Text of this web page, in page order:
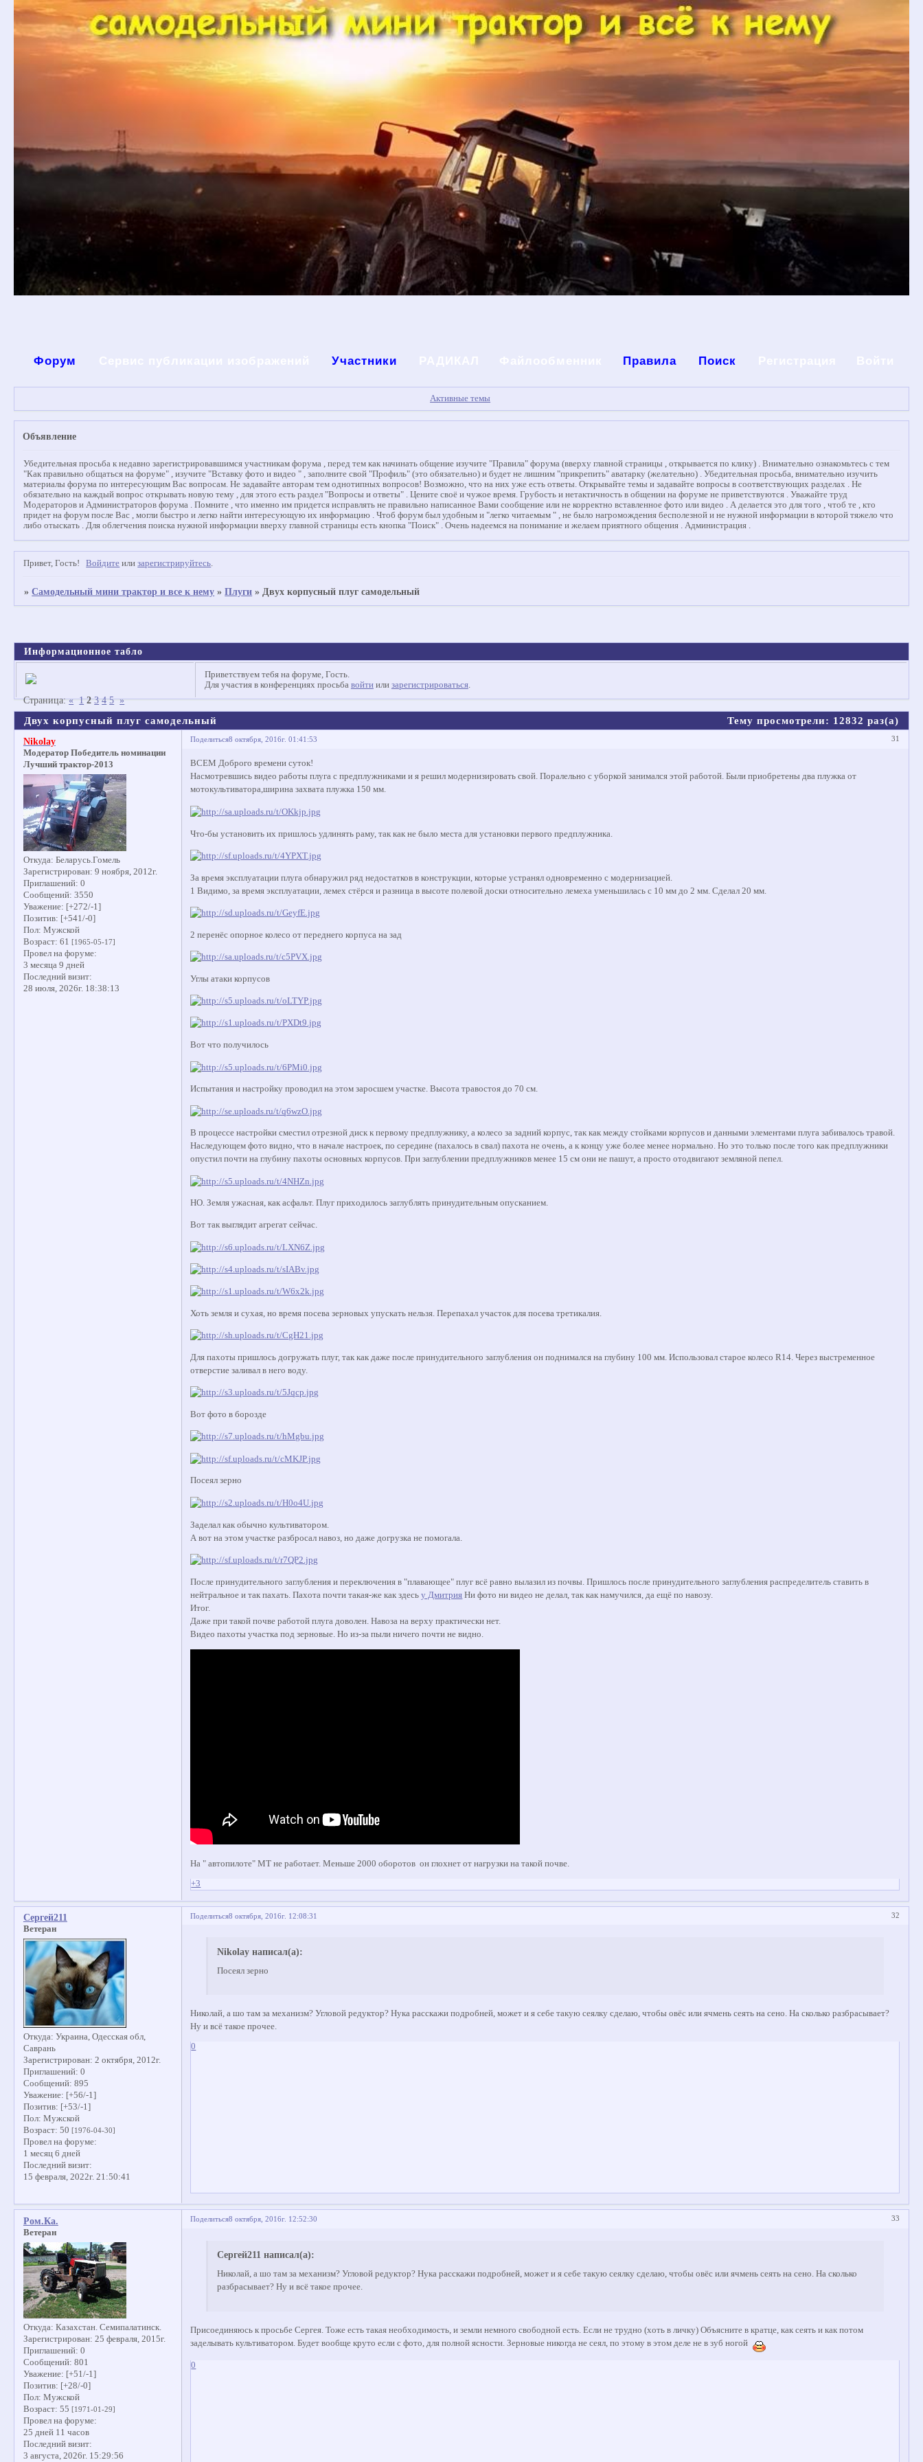
Форум Участники Правила Поиск
Активные темы
Объявление
Убедительная просьба к недавно зарегистрировавшимся участникам форума , перед тем как начинать общение изучите "Правила" форума (вверху главной страницы , открывается по клику) . Внимательно ознакомьтесь с тем
"Как правильно общаться на форуме" , изучите "Вставку фото и видео " , заполните свой "Профиль" (это обязательно) и будет не лишним "прикрепить" аватарку (желательно) . Убедительная просьба, внимательно изучить
материалы форума по интересующим Вас вопросам. Не задавайте авторам тем однотипных вопросов! Возможно, что на них уже есть ответы. Открывайте темы и задавайте вопросы в соответствующих разделах . Не
обязательно на каждый вопрос открывать новую тему , для этого есть раздел "Вопросы и ответы" . Цените своё и чужое время. Грубость и нетактичность в общении на форуме не приветствуются . Уважайте труд
Модераторов и Администраторов форума . Помните , что именно им придется исправлять не правильно написанное Вами сообщение или не корректно вставленное фото или видео . А делается это для того , чтоб те , кто
придет на форум после Вас , могли быстро и легко найти интересующую их информацию . Чтоб форум был удобным и "легко читаемым " , не было нагромождения бесполезной и не нужной информации в которой тяжело что
либо отыскать . Для облегчения поиска нужной информации вверху главной страницы есть кнопка "Поиск" . Очень надеемся на понимание и желаем приятного общения . Администрация .
Привет, Гость! Войдите илизарегистрируйтесь.
»Самодельный мини трактор и все к нему »Плуги » Двух корпусный плуг самодельный
Информационное табло
Приветствуем тебя на форуме, Гость.
Для участия в конференциях просьба войтиили зарегистрироваться.
Двух корпусный плуг самодельный Тему просмотрели: 12832 раз(а)
Страница:« 1 2 3 4 5 »
Поделиться 31
8 октября, 2016г. 01:41:53
Nikolay
Модератор Победитель номинации
Лучший трактор-2013
Откуда: Беларусь.Гомель
Зарегистрирован: 9 ноября, 2012г.
Приглашений: 0
Сообщений: 3550
Уважение: [+272/-1]
Позитив: [+541/-0]
Пол: Мужской
Возраст: 61 [1965-05-17]
Провел на форуме:
3 месяца 9 дней
Последний визит:
28 июля, 2026г. 18:38:13
ВСЕМ Доброго времени суток!
Насмотревшись видео работы плуга с предплужниками и я решил модернизировать свой. Поралельно с уборкой занимался этой работой. Были приобретены два плужка от
мотокультиватора,ширина захвата плужка 150 мм.
Что-бы установить их пришлось удлинять раму, так как не было места для установки первого предплужника.
За время эксплуатации плуга обнаружил ряд недостатков в конструкции, которые устранял одновременно с модернизацией.
1 Видимо, за время эксплуатации, лемех стёрся и разница в высоте полевой доски относительно лемеха уменьшилась с 10 мм до 2 мм. Сделал 20 мм.
2 перенёс опорное колесо от переднего корпуса на зад
Углы атаки корпусов
Вот что получилось
Испытания и настройку проводил на этом заросшем участке. Высота травостоя до 70 см.
В процессе настройки сместил отрезной диск к первому предплужнику, а колесо за задний корпус, так как между стойками корпусов и данными элементами плуга забивалось травой.
Наследующем фото видно, что в начале настроек, по середине (пахалось в свал) пахота не очень, а к концу уже более менее нормально. Но это только после того как предплужники
опустил почти на глубину пахоты основных корпусов. При заглублении предплужников менее 15 см они не пашут, а просто отодвигают земляной пепел.
НО. Земля ужасная, как асфальт. Плуг приходилось заглублять принудительным опусканием.
Вот так выглядит агрегат сейчас.
Хоть земля и сухая, но время посева зерновых упускать нельзя. Перепахал участок для посева третикалия.
Для пахоты пришлось догружать плуг, так как даже после принудительного заглубления он поднимался на глубину 100 мм. Использовал старое колесо R14. Через выстременное
отверстие заливал в него воду.
Вот фото в борозде
Посеял зерно
Заделал как обычно культиватором.
А вот на этом участке разбросал навоз, но даже догрузка не помогала.
После принудительного заглубления и переключения в "плавающее" плуг всё равно вылазил из почвы. Пришлось после принудительного заглубления распределитель ставить в
нейтральное и так пахать. Пахота почти такая-же как здесьу Дмитрия Ни фото ни видео не делал, так как намучился, да ещё по навозу.
Итог.
Даже при такой почве работой плуга доволен. Навоза на верху практически нет.
Видео пахоты участка под зерновые. Но из-за пыли ничего почти не видно.
На " автопилоте" МТ не работает. Меньше 2000 оборотов он глохнет от нагрузки на такой почве.
+3
Поделиться 32
8 октября, 2016г. 12:08:31
Сергей211
Ветеран
Откуда: Украина, Одесская обл,
Саврань
Зарегистрирован: 2 октября, 2012г.
Приглашений: 0
Сообщений: 895
Уважение: [+56/-1]
Позитив: [+53/-1]
Пол: Мужской
Возраст: 50 [1976-04-30]
Провел на форуме:
1 месяц 6 дней
Последний визит:
15 февраля, 2022г. 21:50:41
Nikolay написал(а):
Посеял зерно
Николай, а шо там за механизм? Угловой редуктор? Нука расскажи подробней, может и я себе такую сеялку сделаю, чтобы овёс или ячмень сеять на сено. На сколько разбрасывает?
Ну и всё такое прочее.
0
Поделиться 33
8 октября, 2016г. 12:52:30
Ром.Ка.
Ветеран
Откуда: Казахстан. Семипалатинск.
Зарегистрирован: 25 февраля, 2015г.
Приглашений: 0
Сообщений: 801
Уважение: [+51/-1]
Позитив: [+28/-0]
Пол: Мужской
Возраст: 55 [1971-01-29]
Провел на форуме:
25 дней 11 часов
Последний визит:
3 августа, 2026г. 15:29:56
Сергей211 написал(а):
Николай, а шо там за механизм? Угловой редуктор? Нука расскажи подробней, может и я себе такую сеялку сделаю, чтобы овёс или ячмень сеять на сено. На сколько
разбрасывает? Ну и всё такое прочее.
Присоединяюсь к просьбе Сергея. Тоже есть такая необходимость, и земли немного свободной есть. Если не трудно (хоть в личку) Объясните в кратце, как сеять и как потом
заделывать культиватором. Будет вообще круто если с фото, для полной ясности. Зерновые никогда не сеял, по этому в этом деле не в зуб ногой
0